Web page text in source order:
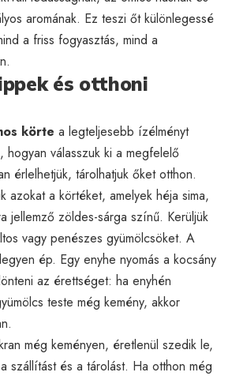
aromának. Ez teszi őt különlegessé
a friss fogyasztás, mind a
és otthoni
körte a legteljesebb ízélményt
hogyan válasszuk ki a megfelelő
érlelhetjük, tárolhatjuk őket otthon.
azokat a körtéket, amelyek héja sima,
jellemző zöldes-sárga színű. Kerüljük
vagy penészes gyümölcsöket. A
ép. Egy enyhe nyomás a kocsány
az érettséget: ha enyhén
teste még kemény, akkor
még keményen, éretlenül szedik le,
szállítást és a tárolást. Ha otthon még